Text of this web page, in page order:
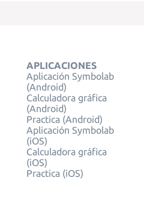
APLICACIONES
Aplicación Symbolab
(Android)
Calculadora gráfica
(Android)
Practica (Android)
Aplicación Symbolab
(iOS)
Calculadora gráfica
(iOS)
Practica (iOS)